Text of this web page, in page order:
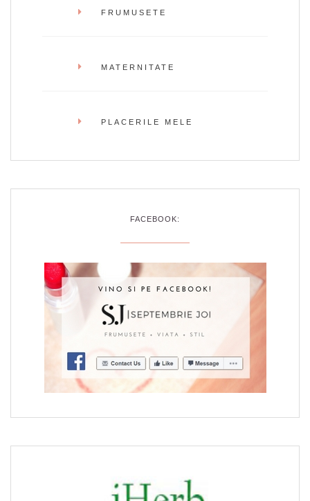
FRUMUSETE
MATERNITATE
PLACERILE MELE
FACEBOOK: